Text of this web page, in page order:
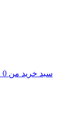
سبد خرید من 0